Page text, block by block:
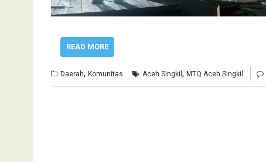
READ MORE
Daerah, Komunitas Aceh Singkil , MTQ Aceh Singkil